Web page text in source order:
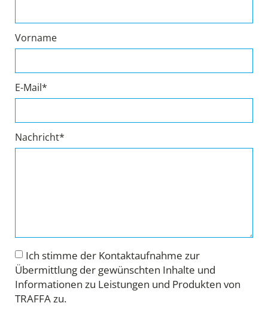
Vorname
E-Mail*
Nachricht*
Ich stimme der Kontaktaufnahme zur
Übermittlung der gewünschten Inhalte und
Informationen zu Leistungen und Produkten von
TRAFFA zu.